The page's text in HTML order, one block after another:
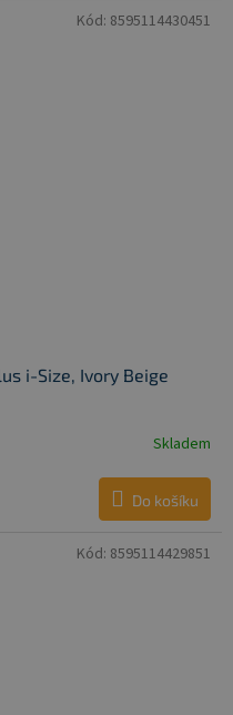
i-Size, Ivory Beige
Skladem
Do košíku
Kód: 8595114430451
Kód: 8595114429851